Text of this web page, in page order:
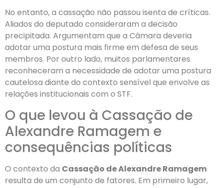
No entanto, a cassação não passou isenta de críticas.
Aliados do deputado consideraram a decisão
precipitada. Argumentam que a Câmara deveria
adotar uma postura mais firme em defesa de seus
membros. Por outro lado, muitos parlamentares
reconheceram a necessidade de adotar uma postura
cautelosa diante do contexto sensível que envolve as
relações institucionais com o STF.
O que levou à Cassação de
Alexandre Ramagem e
consequências políticas
O contexto da Cassação de Alexandre Ramagem
resulta de um conjunto de fatores. Em primeiro lugar,